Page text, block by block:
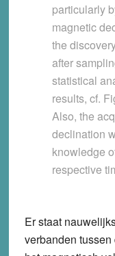
particularly
magnetic
the
after
statistical
results, cf.
Also, the
declination
knowledge
respective
Er staat
verbanden